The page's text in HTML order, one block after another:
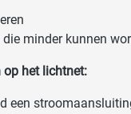
die minder kunnen
op het lichtnet:
een